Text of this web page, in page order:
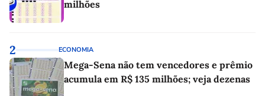
milhões
2 ECONOMIA
Mega-Sena não tem vencedores e prêmio
acumula em R$ 135 milhões; veja dezenas